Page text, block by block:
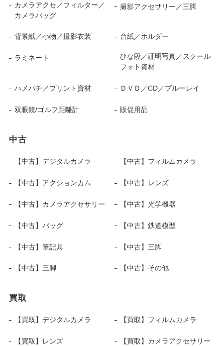
カメラアクセ／フィルター／
カメラバッグ
撮影アクセサリー／三脚
背景紙／小物／撮影衣装 台紙／ホルダー
ラミネート
ひな段／証明写真／スクール
フォト資材
ハメパチ／プリント資材 ＤＶＤ／CD／ブルーレイ
双眼鏡/ゴルフ距離計 販促用品
中古
【中古】デジタルカメラ 【中古】フィルムカメラ
【中古】アクションカム 【中古】レンズ
【中古】カメラアクセサリー 【中古】光学機器
【中古】バッグ 【中古】鉄道模型
【中古】筆記具 【中古】三脚
【中古】三脚 【中古】その他
買取
【買取】デジタルカメラ 【買取】フィルムカメラ
【買取】レンズ 【買取】カメラアクセサリー